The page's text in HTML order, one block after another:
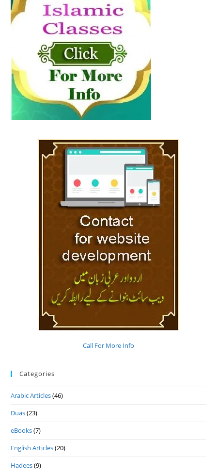
Call For More Info
Categories
Arabic Articles(46)
Duas(23)
eBooks(7)
English Articles(20)
Hadees(9)